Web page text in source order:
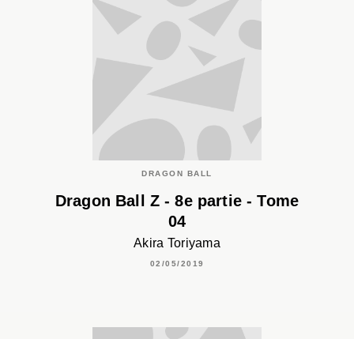
DRAGON BALL
Dragon Ball Z - 8e partie - Tome
04
Akira Toriyama
02/05/2019